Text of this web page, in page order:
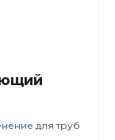
для труб